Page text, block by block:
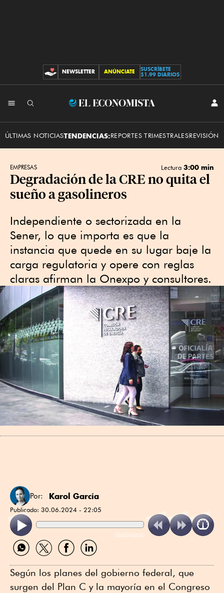
CONTRIBUCIONES
NEWSLETTER ANÚNCIATE
SUSCRÍBETE
$1.99 DIARIOS
El
ÚLTIMAS NOTICIASTENDENCIAS:REPORTES TRIMESTRALESREVISIÓN
EMPRESAS Lectura 3:00 min
Degradación de la CRE no quita el
sueño a gasolineros
Independiente o sectorizada en la
Sener, lo que importa es que la
instancia que quede en su lugar baje la
carga regulatoria y opere con reglas
claras afirman la Onexpo y consultores.
Por: Karol García
Publicado: 30.06.2024 - 22:05
ReadSpeaker
Compartir
por
Compartir
por
Compartir
por
Compartir
por
Según los planes del gobierno federal, que
surgen del Plan C y la mayoría en el Congreso